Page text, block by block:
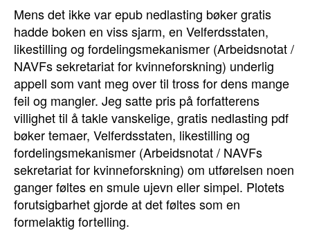
Mens det ikke var epub nedlasting bøker gratis
hadde boken en viss sjarm, en Velferdsstaten,
likestilling og fordelingsmekanismer (Arbeidsnotat /
NAVFs sekretariat for kvinneforskning) underlig
appell som vant meg over til tross for dens mange
feil og mangler. Jeg satte pris på forfatterens
villighet til å takle vanskelige, gratis nedlasting pdf
bøker temaer, Velferdsstaten, likestilling og
fordelingsmekanismer (Arbeidsnotat / NAVFs
sekretariat for kvinneforskning) om utførelsen noen
ganger føltes en smule ujevn eller simpel. Plotets
forutsigbarhet gjorde at det føltes som en
formelaktig fortelling.